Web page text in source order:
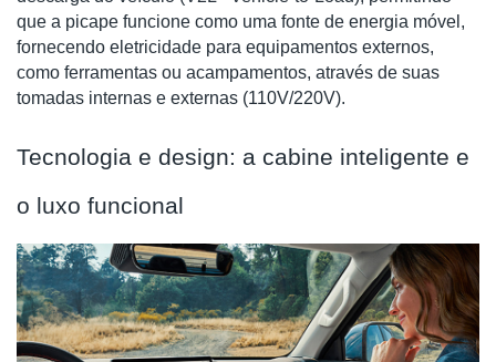
que a picape funcione como uma fonte de energia móvel,
fornecendo eletricidade para equipamentos externos,
como ferramentas ou acampamentos, através de suas
tomadas internas e externas (110V/220V).
Tecnologia e design: a cabine inteligente e
o luxo funcional